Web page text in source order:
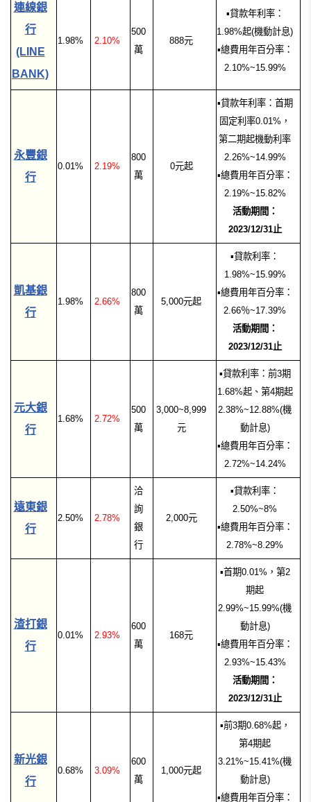
連線銀
行
(LINE
BANK)
1.98% 2.10%
500
萬
888元
▪貸款年利率：
1.98%起(機動計息)
▪總費用年百分率：
2.10%~15.99%
永豐銀
行
0.01% 2.19%
800
萬
0元起
▪貸款年利率：首期
固定利率0.01%，
第二期起機動利率
2.26%~14.99%
▪總費用年百分率：
2.19%~15.82%
活動期間：
2023/12/31止
凱基銀
行
1.98% 2.66%
800
萬
5,000元起
▪貸款利率：
1.98%~15.99%
▪總費用年百分率：
2.66％~17.39%
活動期間：
2023/12/31止
元大銀
行
1.68% 2.72%
500
萬
3,000~8,999
元
▪貸款利率：前3期
1.68%起、第4期起
2.38%~12.88%(機
動計息)
▪總費用年百分率：
2.72%~14.24%
遠東銀
行
2.50% 2.78%
洽
詢
銀
行
2,000元
▪貸款利率：
2.50%~8%
▪總費用年百分率：
2.78%~8.29%
渣打銀
行
0.01% 2.93%
600
萬
168元
▪首期0.01%，第2
期起
2.99%~15.99%(機
動計息)
▪總費用年百分率：
2.93%~15.43%
活動期間：
2023/12/31止
新光銀
行
0.68% 3.09%
600
萬
1,000元起
▪前3期0.68%起，
第4期起
3.21%~15.41%(機
動計息)
▪總費用年百分率：